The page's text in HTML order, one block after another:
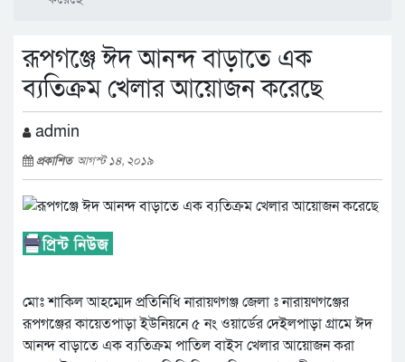
রূপগঞ্জে ঈদ আনন্দ বাড়াতে এক
ব্যতিক্রম খেলার আয়োজন করেছে
admin
প্রকাশিত আগস্ট ১৪, ২০১৯
মোঃ শাকিল আহম্মেদ প্রতিনিধি নারায়ণগঞ্জ জেলা ঃ নারায়ণগঞ্জের
রূপগঞ্জের কায়েতপাড়া ইউনিয়নে ৫ নং ওয়ার্ডের দেইলপাড়া গ্রামে ঈদ
আনন্দ বাড়াতে এক ব্যতিক্রম পাতিল বাইস খেলার আয়োজন করা